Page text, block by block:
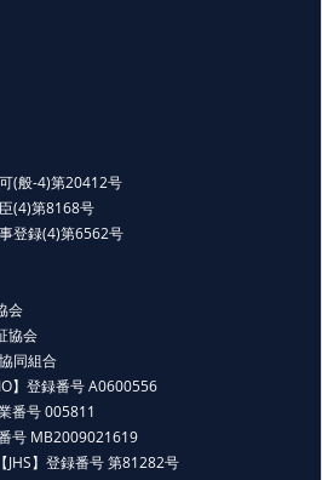
(般-4)第20412号
(4)第8168号
登録(4)第6562号
会
協会
同組合
】登録番号 A0600556
番号 005811
号 MB2009021619
JHS】登録番号 第81282号